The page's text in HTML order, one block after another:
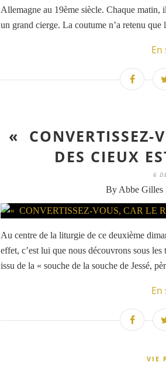
Allemagne au 19ème siècle. Chaque matin,
un grand cierge. La coutume n’a retenu que
En
« CONVERTISSEZ-
DES CIEUX
6
By Abbe
Au centre de la liturgie de ce deuxième
effet, c’est lui que nous découvrons sous
issu de la « souche de la souche de Jessé,
En
VIE